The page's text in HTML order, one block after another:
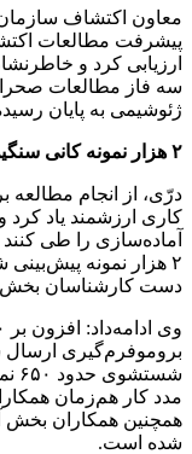
معاون اکتشاف
پیشرفت مطالعات
ارزیابی کرد و
ژئوشیمی به پایان
۲ هزار نمونه کانی سنگین
کاری ارزشمند یاد کرد
آماده‌سازی را طی کنند
دست کارشناسان بخش
بروموفرم‌گیری ارسال
مدد کار هم‌زمان
همچنین همکاران بخش
شده است.